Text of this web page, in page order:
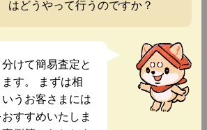
はどうやって行うのですか？
けて簡易査定と
す。 まずは相
うお客さまには
すすめいたしま